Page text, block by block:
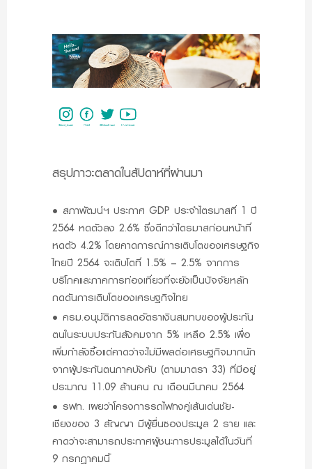
สรุปภาวะตลาดในสัปดาห์ที่ผ่านมา
• สภาพัฒน์ฯ ประกาศ GDP ประจำไตรมาสที่ 1 ปี
2564 หดตัวลง 2.6% ซึ่งดีกว่าไตรมาสก่อนหน้าที่
หดตัว 4.2% โดยคาดการณ์การเติบโตของเศรษฐกิจ
ไทยปี 2564 จะเติบโตที่ 1.5% – 2.5% จากการ
บริโภคและภาคการท่องเที่ยวที่จะยังเป็นปัจจัยหลัก
กดดันการเติบโตของเศรษฐกิจไทย
• ครม.อนุมัติการลดอัตราเงินสมทบของผู้ประกัน
ตนในระบบประกันสังคมจาก 5% เหลือ 2.5% เพื่อ
เพิ่มกำลังซื้อแต่คาดว่าจะไม่มีผลต่อเศรษฐกิจมากนัก
จากผู้ประกันตนภาคบังคับ (ตามมาตรา 33) ที่มีอยู่
ประมาณ 11.09 ล้านคน ณ เดือนมีนาคม 2564
• รฟท. เผยว่าโครงการรถไฟทงคู่เส้นเด่นชัย-
เชียงของ 3 สัญญา มีผู้ยื่นซองประมูล 2 ราย และ
คาดว่าจะสามารถประกาศผู้ชนะการประมูลได้ในวันที่
9 กรกฎาคมนี้